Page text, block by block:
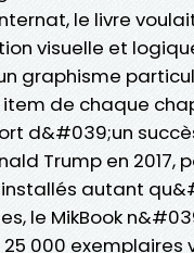
le livre
visuelle et
graphisme
de chaque
d&#039;un
Trump en 2017,
autant
le MikBook
000 exemplaires